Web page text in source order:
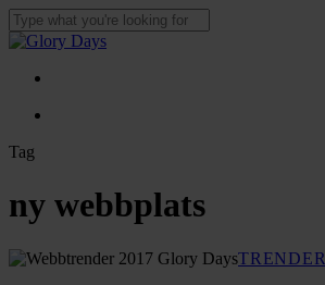
Skip
to
content
Close
Menu
Tag
ny webbplats
Webbtrender
TRENDER